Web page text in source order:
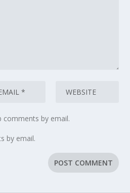
by email.
by email.